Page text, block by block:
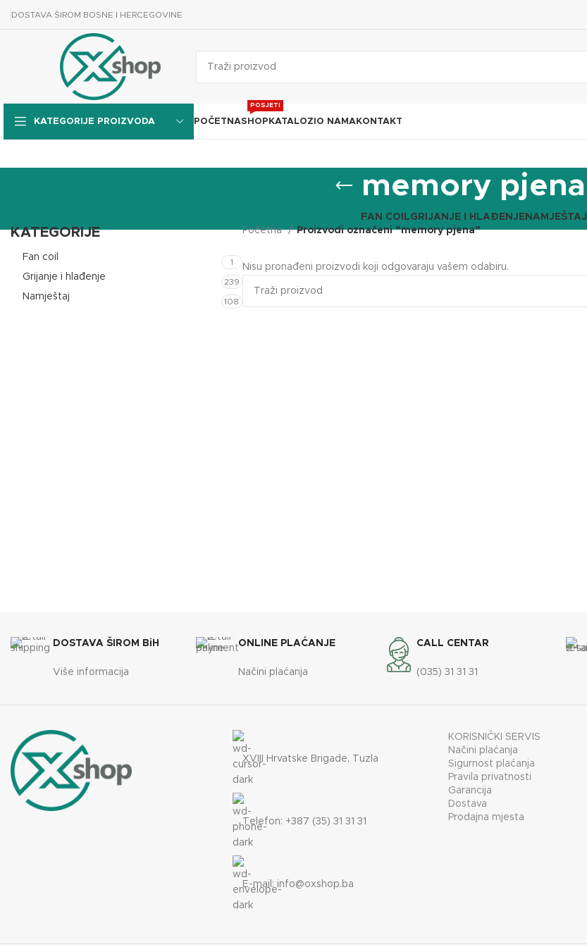
DOSTAVA ŠIROM BOSNE I HERCEGOVINE
KATEGORIJE PROIZVODA POČETNASHOP
POSJETI
KATALOZI O NAMA KONTAKT
memory pjena
FAN COILGRIJANJE I HLAĐENJENAMJEŠTAJ
KATEGORIJE
Fan coil 1
Grijanje i hlađenje 239
Namještaj 108
Početna Proizvodi označeni “memory pjena”
Nisu pronađeni proizvodi koji odgovaraju vašem odabiru.
DOSTAVA ŠIROM BiH
Više informacija
ONLINE PLAĆANJE
Načini plaćanja
CALL CENTAR
(035) 31 31 31
XVIII Hrvatske Brigade, Tuzla
Telefon: +387 (35) 31 31 31
E-mail: info@oxshop.ba
KORISNIČKI SERVIS
Načini plaćanja
Sigurnost plaćanja
Pravila privatnosti
Garancija
Dostava
Prodajna mjesta